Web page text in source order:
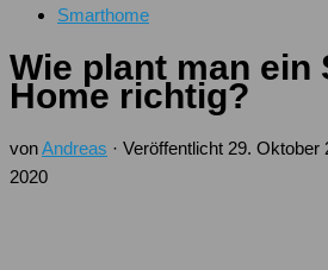
Smarthome
Wie plant man ein
Home richtig?
vonAndreas · Veröffentlicht 29. Oktober
2020